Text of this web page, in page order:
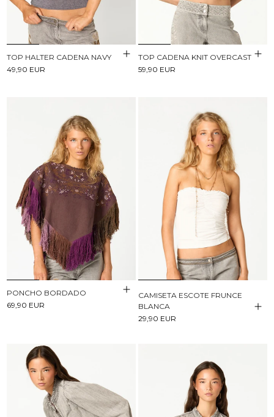
TOP HALTER CADENA NAVY
49,90 EUR
TOP CADENA KNIT OVERCAST
59,90 EUR
PONCHO BORDADO
69,90 EUR
CAMISETA ESCOTE FRUNCE
BLANCA
29,90 EUR